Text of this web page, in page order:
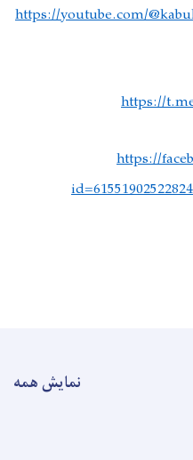
https://youtube.com/
https://
https://
نمایش همه